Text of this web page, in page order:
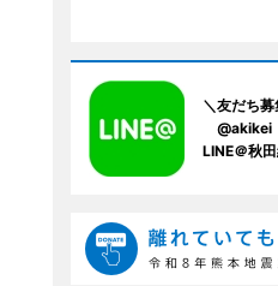
＼友だち募
@akikei
LINE＠秋